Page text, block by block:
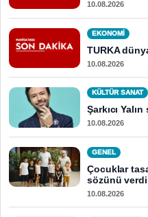
10.08.2026
EKONOMI
TURKA
10.08.2026
KÜLTÜR SANAT
Şarkıcı
10.08.2026
GENEL
Çocuklar
sözünü verdi
10.08.2026